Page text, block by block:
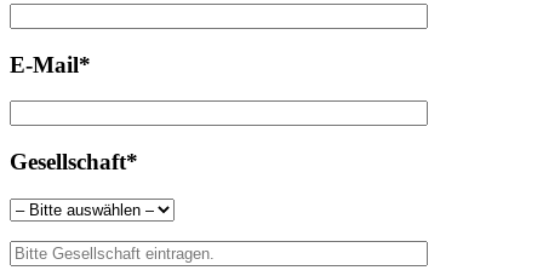
E-Mail*
Gesellschaft*